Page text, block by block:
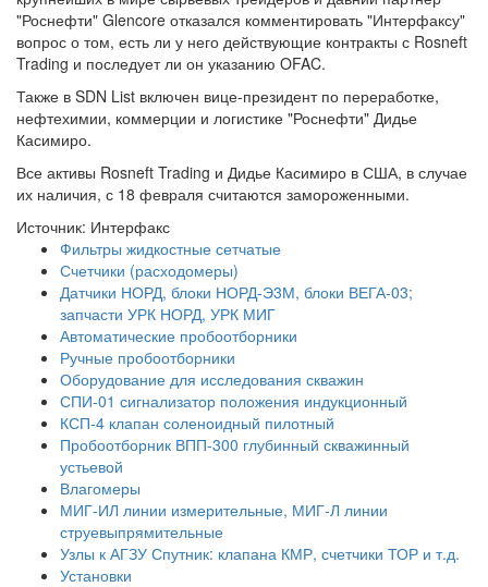
"Роснефти" Glencore отказался комментировать "Интерфаксу"
вопрос о том, есть ли у него действующие контракты с Rosneft
Trading и последует ли он указанию OFAC.
Также в SDN List включен вице-президент по переработке,
нефтехимии, коммерции и логистике "Роснефти" Дидье
Касимиро.
Все активы Rosneft Trading и Дидье Касимиро в США, в случае
их наличия, с 18 февраля считаются замороженными.
Источник: Интерфакс
Фильтры жидкостные сетчатые
Счетчики (расходомеры)
Датчики НОРД, блоки НОРД-Э3М, блоки ВЕГА-03;
запчасти УРК НОРД, УРК МИГ
Автоматические пробоотборники
Ручные пробоотборники
Оборудование для исследования скважин
СПИ-01 сигнализатор положения индукционный
КСП-4 клапан соленоидный пилотный
Пробоотборник ВПП-300 глубинный скважинный
устьевой
Влагомеры
МИГ-ИЛ линии измерительные, МИГ-Л линии
струевыпрямительные
Узлы к АГЗУ Спутник: клапана КМР, счетчики ТОР и т.д.
Установки